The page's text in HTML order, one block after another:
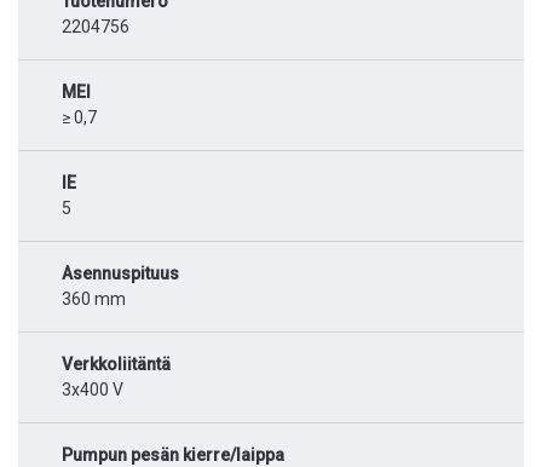
2204756
MEI
≥ 0,7
IE
5
Asennuspituus
360 mm
Verkkoliitäntä
3x400 V
Pumpun pesän kierre/laippa